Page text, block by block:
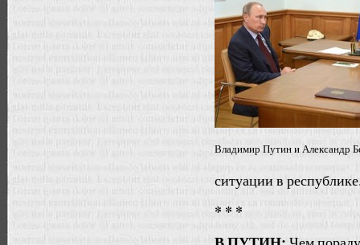
Владимир Путин и Александр
ситуации в
* * *